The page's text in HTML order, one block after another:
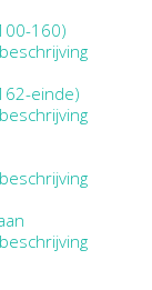
160)
einde)